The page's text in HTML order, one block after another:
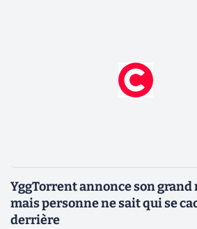
YggTorrent annonce son grand
mais personne ne sait qui se
derrière